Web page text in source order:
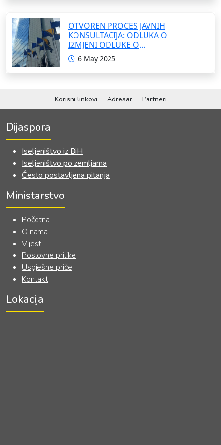
OTVOREN PROCES JAVNIH
KONSULTACIJA: ODLUKA O
IZMJENI ODLUKE O
FORMIRANJU INTERRESORNE
RADNE GRUPE ZA IZRADU
OKVIRNOG ZAKONA O
HERCEGOVINE
6 May 2025
Korisni linkovi Adresar Partneri
Dijaspora
Iseljeništvo iz BiH
Iseljeništvo po zemljama
Često postavljena pitanja
Ministarstvo
Početna
O nama
Vijesti
Poslovne prilike
Uspješne priče
Kontakt
Lokacija